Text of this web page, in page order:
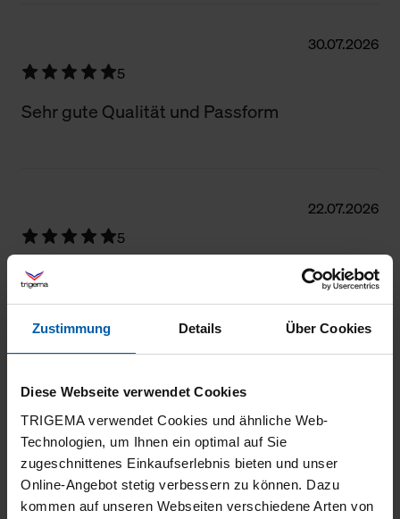
Zustimmung Details Über Cookies
Diese Webseite verwendet Cookies
TRIGEMA verwendet Cookies und ähnliche Web-
Technologien, um Ihnen ein optimal auf Sie
zugeschnittenes Einkaufserlebnis bieten und unser
Online-Angebot stetig verbessern zu können. Dazu
kommen auf unseren Webseiten verschiedene Arten von
30.07.2026
5
Sehr gute Qualität und Passform
22.07.2026
5
Qualität Top
5
Qualität Top